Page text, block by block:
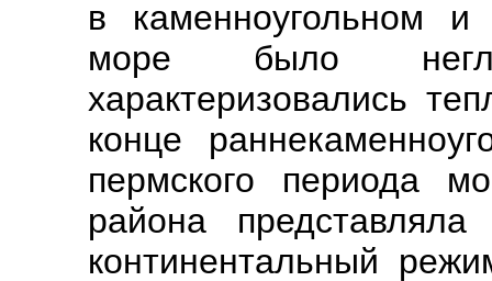
в каменноугольном и
море было
характеризовались
конце
пермского периода
района
континентальный